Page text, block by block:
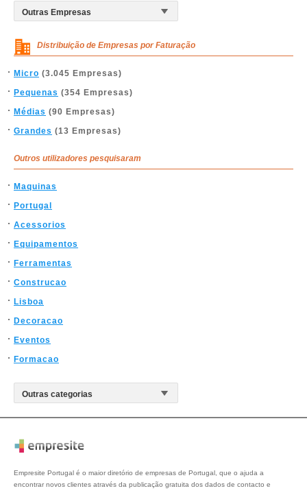
Distribuição de Empresas por Faturação
Micro (3.045 Empresas)
Pequenas (354 Empresas)
Médias (90 Empresas)
Grandes (13 Empresas)
Outros utilizadores pesquisaram
Maquinas
Portugal
Acessorios
Equipamentos
Ferramentas
Construcao
Lisboa
Decoracao
Eventos
Formacao
Empresite Portugal é o maior diretório de empresas de Portugal, que o ajuda a
encontrar novos clientes através da publicação gratuita dos dados de contacto e